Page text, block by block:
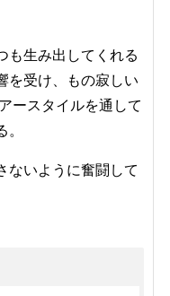
も生み出してくれる
を受け、もの寂しい
ースタイルを通して
ないように奮闘して